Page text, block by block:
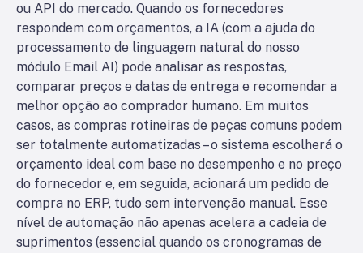
ou API do mercado. Quando os fornecedores
respondem com orçamentos, a IA (com a ajuda do
processamento de linguagem natural do nosso
módulo Email AI) pode analisar as respostas,
comparar preços e datas de entrega e recomendar a
melhor opção ao comprador humano. Em muitos
casos, as compras rotineiras de peças comuns podem
ser totalmente automatizadas – o sistema escolherá o
orçamento ideal com base no desempenho e no preço
do fornecedor e, em seguida, acionará um pedido de
compra no ERP, tudo sem intervenção manual. Esse
nível de automação não apenas acelera a cadeia de
suprimentos (essencial quando os cronogramas de